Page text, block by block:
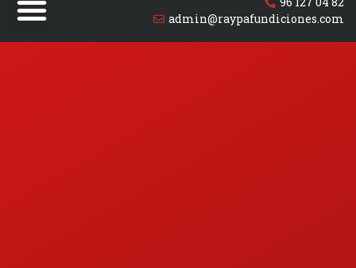
admin@raypafundiciones.com